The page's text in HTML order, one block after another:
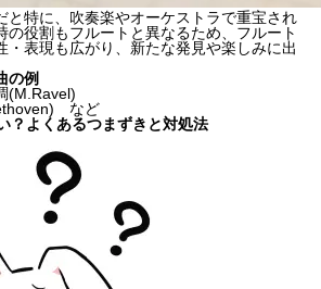
と特に、吹奏楽やオーケストラで重宝され
の役割もフルートと異なるため、フルート
・表現も広がり、新たな発見や楽しみに出
の例
(M.Ravel)
など
？よくあるつまずきと対処法